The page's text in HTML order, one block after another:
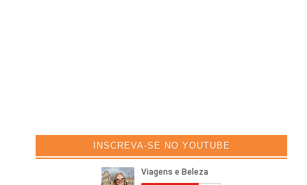
INSCREVA-SE NO YOUTUBE